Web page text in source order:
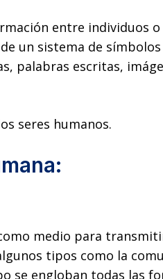
entre individuos
un sistema de
palabras escritas,
seres humanos.
medio para
tipos como la
se engloban todas las